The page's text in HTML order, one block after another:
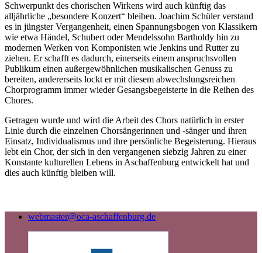
Schwerpunkt des chorischen Wirkens wird auch künftig das
alljährliche „besondere Konzert“ bleiben. Joachim Schüler verstand
es in jüngster Vergangenheit, einen Spannungsbogen von Klassikern
wie etwa Händel, Schubert oder Mendelssohn Bartholdy hin zu
modernen Werken von Komponisten wie Jenkins und Rutter zu
ziehen. Er schafft es dadurch, einerseits einem anspruchsvollen
Publikum einen außergewöhnlichen musikalischen Genuss zu
bereiten, andererseits lockt er mit diesem abwechslungsreichen
Chorprogramm immer wieder Gesangsbegeisterte in die Reihen des
Chores.
Getragen wurde und wird die Arbeit des Chors natürlich in erster
Linie durch die einzelnen Chorsängerinnen und -sänger und ihren
Einsatz, Individualismus und ihre persönliche Begeisterung. Hieraus
lebt ein Chor, der sich in den vergangenen siebzig Jahren zu einer
Konstante kulturellen Lebens in Aschaffenburg entwickelt hat und
dies auch künftig bleiben will.
webmaster@oca-aschaffenburg.de